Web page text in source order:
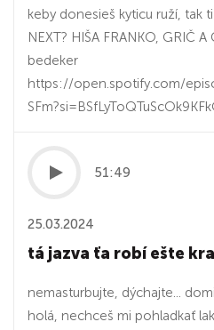
keby donesieš kyticu ruží, tak
NEXT? HIŠA FRANKO, GRIČ
bedeker
https://open.spotify.com/
51:49
25.03.2024
tá jazva ťa robí ešte
nemasturbujte, dýchajte...
holá, nechceš mi pohladkať